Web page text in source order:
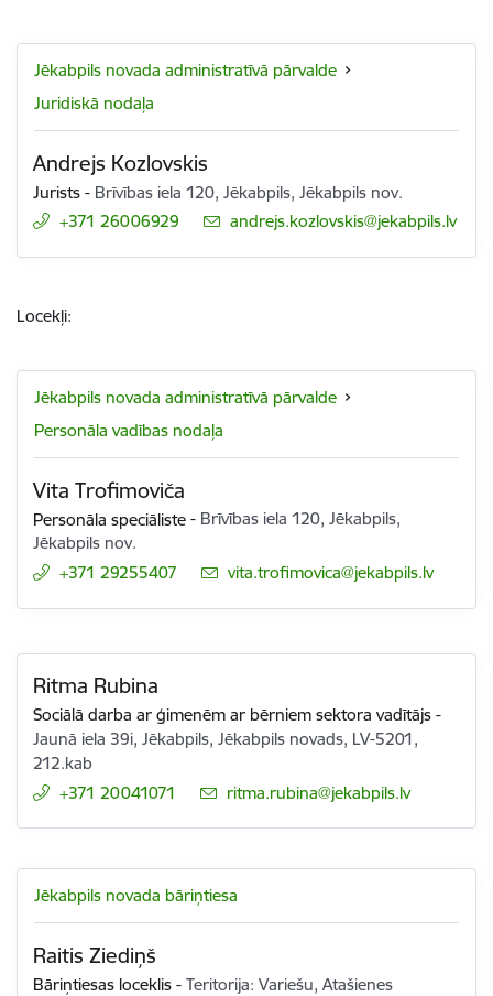
Jēkabpils novada administratīvā pārvalde
Juridiskā nodaļa
Andrejs Kozlovskis
Jurists - Brīvības iela 120, Jēkabpils, Jēkabpils nov.
+371 26006929
E-pasts:
andrejs.kozlovskis@jekabpils.lv
Locekļi:
Jēkabpils novada administratīvā pārvalde
Personāla vadības nodaļa
Vita Trofimoviča
Personāla speciāliste - Brīvības iela 120, Jēkabpils,
Jēkabpils nov.
+371 29255407
E-pasts:
vita.trofimovica@jekabpils.lv
Ritma Rubina
Sociālā darba ar ģimenēm ar bērniem sektora vadītājs -
Jaunā iela 39i, Jēkabpils, Jēkabpils novads, LV-5201,
212.kab
+371 20041071
E-pasts:
ritma.rubina@jekabpils.lv
Jēkabpils novada bāriņtiesa
Raitis Ziediņš
Bāriņtiesas loceklis -Teritorija: Variešu, Atašienes